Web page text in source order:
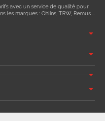
avec un service de qualité pour
les marques : Ohlins, TRW, Remus ...